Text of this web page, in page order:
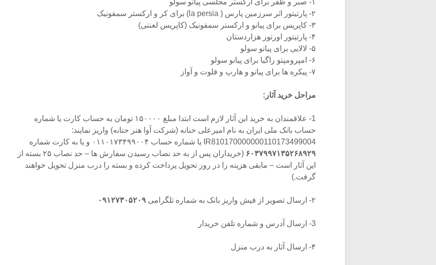
۲- پارتیتور اثر سرزمین پارس ( la persia) برای کر و ارکستر سمفونیک
۳- کاپریس برای پیانو و ارکستر سمفونیک (کاپریس لعنتی)
۴- پارتیتور اورتور هزاردستان
۵- لالایی برای پیانو سولو
۶- امپرومپتو راگیا برای پیانو سولو
۷- پیکره ها برای پیانو و هارپ و فلوت و آواز
مراحل خرید آثار:
1- علاقمندان به خرید این آثار لازم است ابتدا مبلغ ۱۵۰۰۰۰ تومان به حساب کارت یا شماره
حساب بانک ملی ایران به نام امیرعلی حنانه (شرکت آوا هنر حنانه) واریز نمایند:
IR810170000000110173499004 یا شماره حساب ۰۱۱۰۱۷۳۴۹۹۰۰۴ و یا به کارت شماره
۶۰۳۷۹۹۷۱۳۵۲۶۸۹۲۹
(خریداران پس از به حد نصاب رسیدن سفارش ها – حد نصاب ۲۵ بسته از
این آثار است – مابقی هزینه را در روز تحویل پرداخت کرده و بسته را درب منزل تحویل خواهند
گرفت.)
۲- ارسال تصویر از فیش واریز بانک به شماره تلگرامی ۰۹۱۲۷۳۰۵۲۰۹
3- ارسال آدرس و شماره تلفن خریدار
۴- ارسال آثار به درب منزل